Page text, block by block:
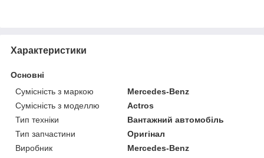
Характеристики
Основні
Сумісність з маркою
Mercedes-Benz
Сумісність з моделлю
Actros
Тип техніки
Вантажний автомобіль
Тип запчастини
Оригінал
Виробник
Mercedes-Benz